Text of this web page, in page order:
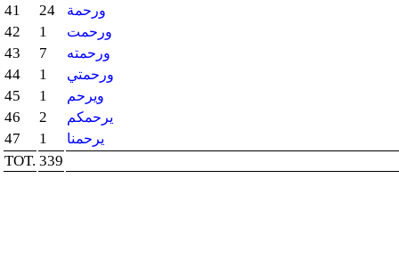
41 24 ورحمة
42 1 ورحمت
43 7 ورحمته
44 1 ورحمتي
45 1 ويرحم
46 2 يرحمكم
47 1 يرحمنا
TOT. 339